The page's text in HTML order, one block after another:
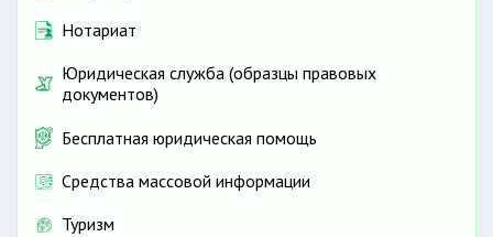
Нотариат
Юридическая служба (образцы правовых
документов)
Бесплатная юридическая помощь
Средства массовой информации
Туризм